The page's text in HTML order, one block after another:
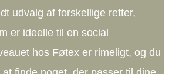
udvalg af forskellige retter,
er ideelle til en social
hos Føtex er rimeligt, og du